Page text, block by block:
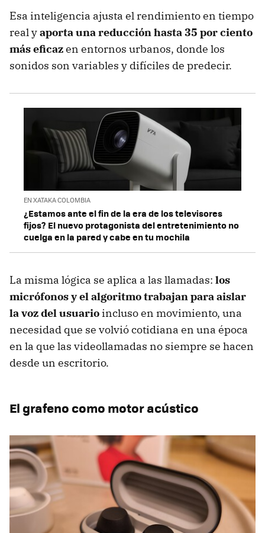
Esa inteligencia ajusta el rendimiento en tiempo
real yaporta una reducción hasta 35 por ciento
más eficazen entornos urbanos, donde los
sonidos son variables y difíciles de predecir.
EN XATAKA COLOMBIA
¿Estamos ante el fin de la era de los televisores
fijos? El nuevo protagonista del entretenimiento no
cuelga en la pared y cabe en tu mochila
La misma lógica se aplica a las llamadas: los
micrófonos y el algoritmo trabajan para aislar
la voz del usuario incluso en movimiento, una
necesidad que se volvió cotidiana en una época
en la que las videollamadas no siempre se hacen
desde un escritorio.
El grafeno como motor acústico